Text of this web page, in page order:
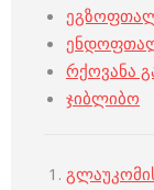
რქოვანა
ჯიბლიბო